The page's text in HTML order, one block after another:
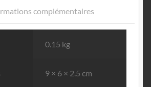
complémentaires
0.15 kg
9 × 6 × 2.5 cm